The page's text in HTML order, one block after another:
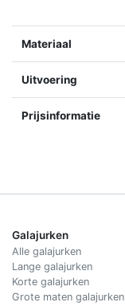
Materiaal
Uitvoering
Prijsinformatie
Galajurken
Alle galajurken
Lange galajurken
Korte galajurken
Grote maten galajurken